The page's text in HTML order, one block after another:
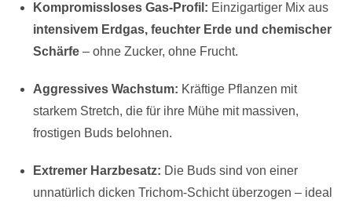
Kompromissloses Gas-Profil: Einzigartiger Mix aus
intensivem Erdgas, feuchter Erde und chemischer
Schärfe – ohne Zucker, ohne Frucht.
Aggressives Wachstum: Kräftige Pflanzen mit
starkem Stretch, die für ihre Mühe mit massiven,
frostigen Buds belohnen.
Extremer Harzbesatz: Die Buds sind von einer
unnatürlich dicken Trichom-Schicht überzogen – ideal